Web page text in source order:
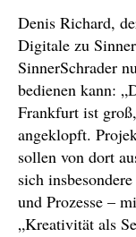
Denis Richard,
Digitale zu
SinnerSchrader
bedienen kann:
Frankfurt ist
angeklopft.
sollen von dort
sich
und Prozesse –
„Kreativität als